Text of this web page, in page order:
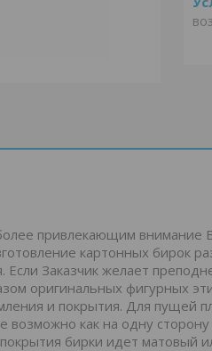
привлекающим внимание
картонных бирок
Заказчик желает
оригинальных фигурных
и покрытия. Для пущей
возможно как на одну
бирки идет матовый